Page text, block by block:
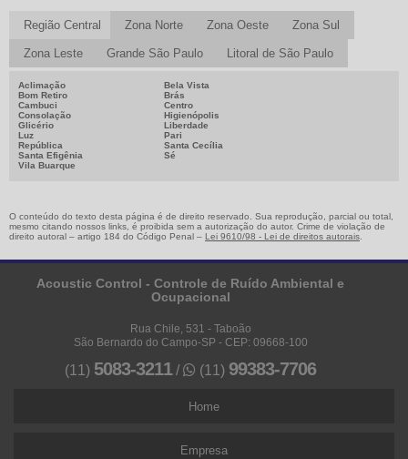
Região Central Zona Norte Zona Oeste Zona Sul
Zona Leste Grande São Paulo Litoral de São Paulo
Aclimação
Bela Vista
Bom Retiro
Brás
Cambuci
Centro
Consolação
Higienópolis
Glicério
Liberdade
Luz
Pari
República
Santa Cecília
Santa Efigênia
Sé
Vila Buarque
O conteúdo do texto desta página é de direito reservado. Sua reprodução, parcial ou total,
mesmo citando nossos links, é proibida sem a autorização do autor. Crime de violação de
direito autoral – artigo 184 do Código Penal – Lei 9610/98 - Lei de direitos autorais
Acoustic Control - Controle de Ruído Ambiental e
Ocupacional
Rua Chile, 531 - Taboão
São Bernardo do Campo-SP - CEP: 09668-100
(11) 5083-3211/ (11) 99383-7706
Home
Empresa